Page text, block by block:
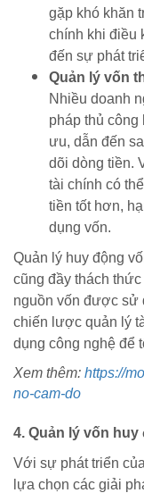
gặp khó khăn
chính khi điều
đến sự phát
Quản lý vốn
Nhiều doanh
pháp thủ công
ưu, dẫn đến
dõi dòng tiền.
tài chính có
tiền tốt hơn,
dụng vốn.
Quản lý huy động
cũng đầy thách
nguồn vốn được sử
chiến lược quản lý
dụng công nghệ để
Xem thêm: https://
no-cam-do
4. Quản lý vốn
Với sự phát triển
lựa chọn các giải